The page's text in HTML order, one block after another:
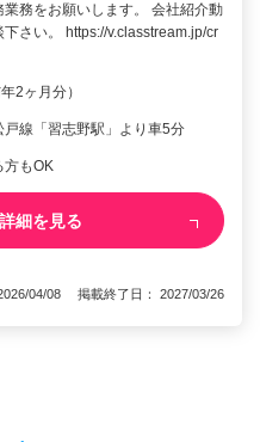
務をお願いします。 会社紹介動
さい。 https://v.classtream.jp/cr
2ヶ月分）
線「習志野駅」より車5分
もOK
詳細を見る
04/08 掲載終了日： 2027/03/26